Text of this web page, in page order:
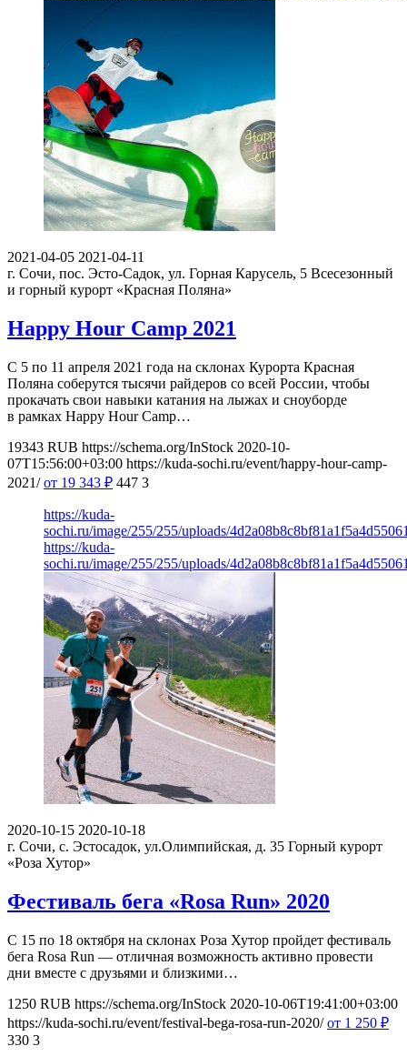
2021-04-05 2021-04-11
г. Сочи, пос. Эсто-Садок, ул. Горная Карусель, 5 Всесезонный
и горный курорт «Красная Поляна»
Happy Hour Camp 2021
С 5 по 11 апреля 2021 года на склонах Курорта Красная
Поляна соберутся тысячи райдеров со всей России, чтобы
прокачать свои навыки катания на лыжах и сноуборде
в рамках Happy Hour Camp…
19343 RUB https://schema.org/InStock 2020-10-
07T15:56:00+03:00 https://kuda-sochi.ru/event/happy-hour-camp-
2021/ от 19 343 ₽ 447 3
https://kuda-
sochi.ru/image/255/255/uploads/
https://kuda-
sochi.ru/image/255/255/uploads/
2020-10-15 2020-10-18
г. Сочи, с. Эстосадок, ул.Олимпийская, д. 35 Горный курорт
«Роза Хутор»
Фестиваль бега «Rosa Run» 2020
С 15 по 18 октября на склонах Роза Хутор пройдет фестиваль
бега Rosa Run — отличная возможность активно провести
дни вместе с друзьями и близкими…
1250 RUB https://schema.org/InStock 2020-10-06T19:41:00+03:00
https://kuda-sochi.ru/event/festival-bega-rosa-run-2020/ от 1 250 ₽
330 3